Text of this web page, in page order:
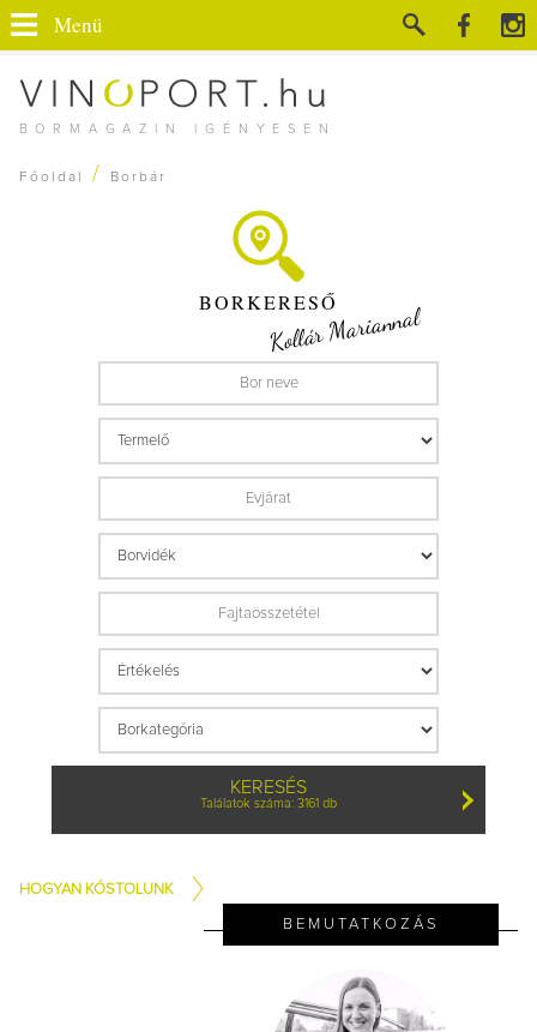
BORMAGAZIN IGÉNYESEN
Menü
Főoldal / Borbár
BORKERESŐ
Kollár Mariannal
KERESÉS
Találatok száma: 3161 db
HOGYAN KÓSTOLUNK
BEMUTATKOZÁS